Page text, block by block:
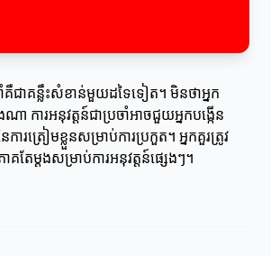
ាំគឺជាគន្លឹះសំខាន់មួយដទៃទៀត។ មិនថាអ្នក
ការអនុវត្តន៍ជាប្រចាំអាចជួយអ្នកបង្កើន
ារត្រៀមខ្លួនសម្រាប់ការប្រកួត។ អ្នកគួរត្រូវ
តែម្តងសម្រាប់ការអនុវត្តន៍ផ្សេងៗ។